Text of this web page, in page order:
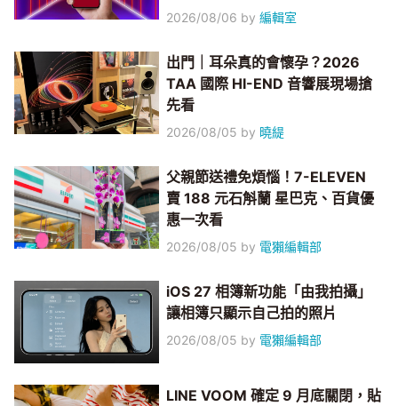
2026/08/06 by編輯室
出門｜耳朵真的會懷孕？2026
TAA 國際 HI-END 音響展現場搶
先看
2026/08/05 by 曉緹
父親節送禮免煩惱！7-ELEVEN
賣 188 元石斛蘭 星巴克、百貨優
惠一次看
2026/08/05 by 電獺編輯部
iOS 27 相簿新功能「由我拍攝」
讓相簿只顯示自己拍的照片
2026/08/05 by 電獺編輯部
LINE VOOM 確定 9 月底關閉，貼